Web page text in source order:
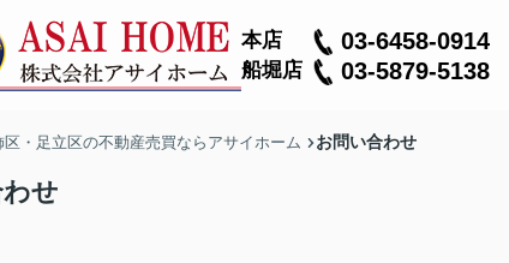
本店 03-6458-0914
船堀店 03-5879-5138
・足立区の不動産売買ならアサイホーム お問い合わせ
せ